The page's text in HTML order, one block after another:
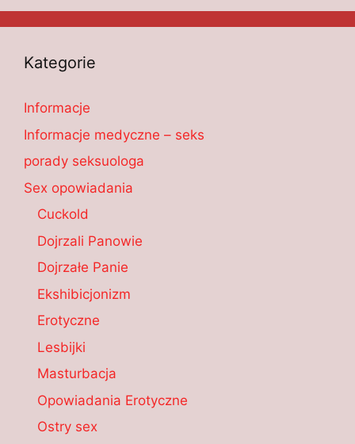
Kategorie
Informacje
Informacje medyczne – seks
porady seksuologa
Sex opowiadania
Cuckold
Dojrzali Panowie
Dojrzałe Panie
Ekshibicjonizm
Erotyczne
Lesbijki
Masturbacja
Opowiadania Erotyczne
Ostry sex